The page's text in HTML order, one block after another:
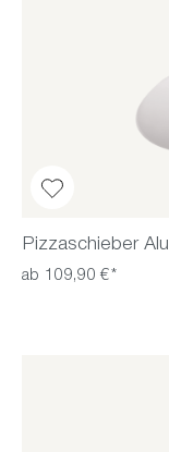
Pizzaschieber
ab 109,90 €*